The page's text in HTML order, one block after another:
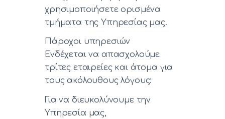
χρησιμοποιήσετε ορισμένα
τμήματα της Υπηρεσίας μας.
Πάροχοι υπηρεσιών
Ενδέχεται να απασχολούμε
τρίτες εταιρείες και άτομα για
τους ακόλουθους λόγους:
Για να διευκολύνουμε την
Υπηρεσία μας,